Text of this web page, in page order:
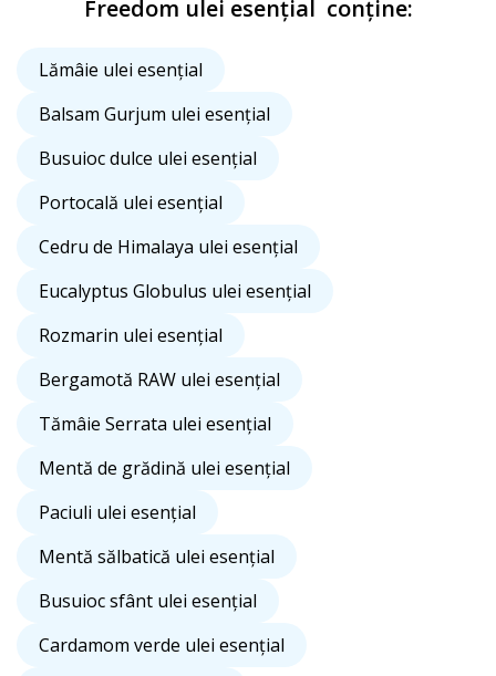
Freedom ulei esențial conține:
Lămâie ulei esențial
Balsam Gurjum ulei esențial
Busuioc dulce ulei esențial
Portocală ulei esențial
Cedru de Himalaya ulei esențial
Eucalyptus Globulus ulei esențial
Rozmarin ulei esențial
Bergamotă RAW ulei esențial
Tămâie Serrata ulei esențial
Mentă de grădină ulei esențial
Paciuli ulei esențial
Mentă sălbatică ulei esențial
Busuioc sfânt ulei esențial
Cardamom verde ulei esențial